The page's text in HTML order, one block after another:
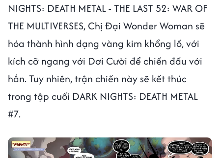
NIGHTS: DEATH METAL - THE LAST 52: WAR OF
THE MULTIVERSES, Chị Đại Wonder Woman sẽ
hóa thành hình dạng vàng kim khổng lồ, với
kích cỡ ngang với Dơi Cười để chiến đấu với
hắn. Tuy nhiên, trận chiến này sẽ kết thúc
trong tập cuối DARK NIGHTS: DEATH METAL
#7.